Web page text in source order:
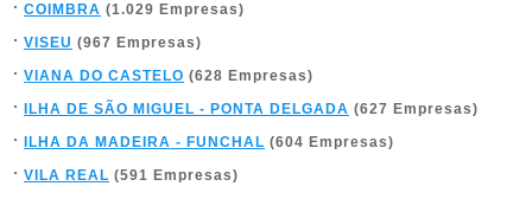
COIMBRA (1.029 Empresas)
VISEU (967 Empresas)
VIANA DO CASTELO (628 Empresas)
ILHA DE SÃO MIGUEL - PONTA DELGADA (627 Empresas)
ILHA DA MADEIRA - FUNCHAL (604 Empresas)
VILA REAL (591 Empresas)